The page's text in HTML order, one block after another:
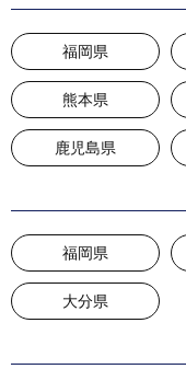
福岡県
熊本県
鹿児島県
福岡県
大分県